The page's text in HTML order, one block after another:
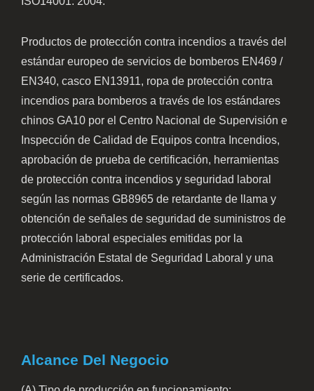
Productos de protección contra incendios a través del
estándar europeo de servicios de bomberos EN469 /
EN340, casco EN13911, ropa de protección contra
incendios para bomberos a través de los estándares
chinos GA10 por el Centro Nacional de Supervisión e
Inspección de Calidad de Equipos contra Incendios,
aprobación de prueba de certificación, herramientas
de protección contra incendios y seguridad laboral
según las normas GB8965 de retardante de llama y
obtención de señales de seguridad de suministros de
protección laboral especiales emitidas por la
Administración Estatal de Seguridad Laboral y una
serie de certificados.
Alcance Del Negocio